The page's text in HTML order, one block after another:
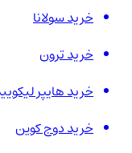
خرید سولانا
خرید ترون
خرید هایپر لیکویید
خرید دوج کوین